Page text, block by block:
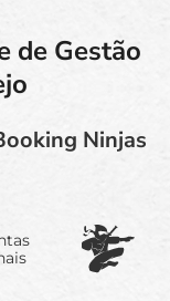
de Gestão
Ninjas